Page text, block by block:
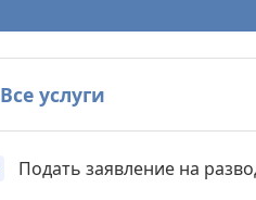
Все услуги
Подать заявление на